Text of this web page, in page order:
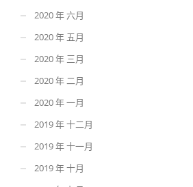
2020 年 六月
2020 年 五月
2020 年 三月
2020 年 二月
2020 年 一月
2019 年 十二月
2019 年 十一月
2019 年 十月